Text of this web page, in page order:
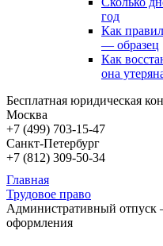
год
Как
— образец
Как
она
Бесплатная юридическая
Москва
+7 (499) 703-15-47
Санкт-Петербург
+7 (812) 309-50-34
Главная
Трудовое право
Административный отпуск
оформления